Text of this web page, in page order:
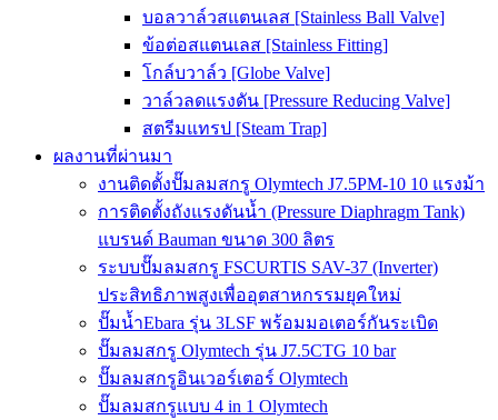
บอลวาล์วสแตนเลส [Stainless Ball Valve]
ข้อต่อสแตนเลส [Stainless Fitting]
โกล์บวาล์ว [Globe Valve]
วาล์วลดแรงดัน [Pressure Reducing Valve]
สตรีมแทรป [Steam Trap]
ผลงานที่ผ่านมา
งานติดตั้งปั๊มลมสกรู Olymtech J7.5PM-10 10 แรงม้า
การติดตั้งถังแรงดันน้ำ (Pressure Diaphragm Tank)
แบรนด์ Bauman ขนาด 300 ลิตร
ระบบปั๊มลมสกรู FSCURTIS SAV-37 (Inverter)
ประสิทธิภาพสูงเพื่ออุตสาหกรรมยุคใหม่
ปั๊มน้ำEbara รุ่น 3LSF พร้อมมอเตอร์กันระเบิด
ปั๊มลมสกรู Olymtech รุ่น J7.5CTG 10 bar
ปั๊มลมสกรูอินเวอร์เตอร์ Olymtech
ปั๊มลมสกรูแบบ 4 in 1 Olymtech